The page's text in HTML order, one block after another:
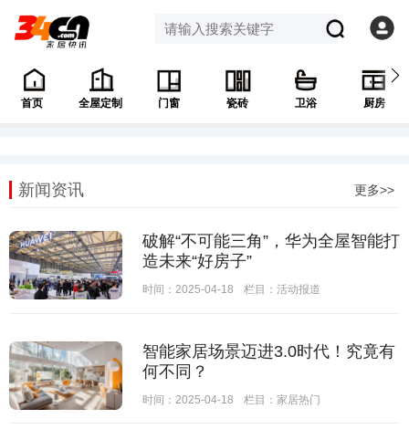
首页 全屋定制 门窗 瓷砖 卫浴 厨房
新闻资讯 更多>>
破解“不可能三角”，华为全屋智能打
造未来“好房子”
时间：2025-04-18 栏目： 活动报道
智能家居场景迈进3.0时代！究竟有
何不同？
时间：2025-04-18 栏目： 家居热门